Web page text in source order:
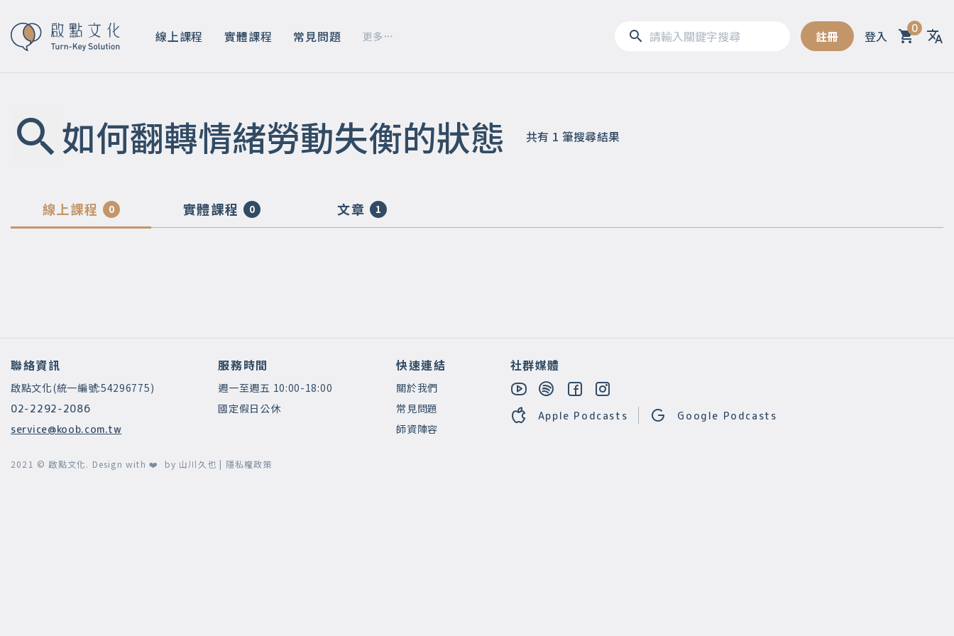
線上課程 實體課程 常見問題 更多 註冊 登入 0
如何翻轉情緒勞動失衡的狀態 共有 1 筆搜尋結果
線上課程 0 實體課程 0 文章 1
聯絡資訊
啟點文化(統一編號:54296775)
02-2292-2086
service@koob.com.tw
服務時間
週一至週五 10:00-18:00
國定假日公休
快速連結
關於我們
常見問題
師資陣容
社群媒體
Apple Podcasts Google Podcasts
2021 © 啟點文化. Design with ❤️ by 山川久也 | 隱私權政策